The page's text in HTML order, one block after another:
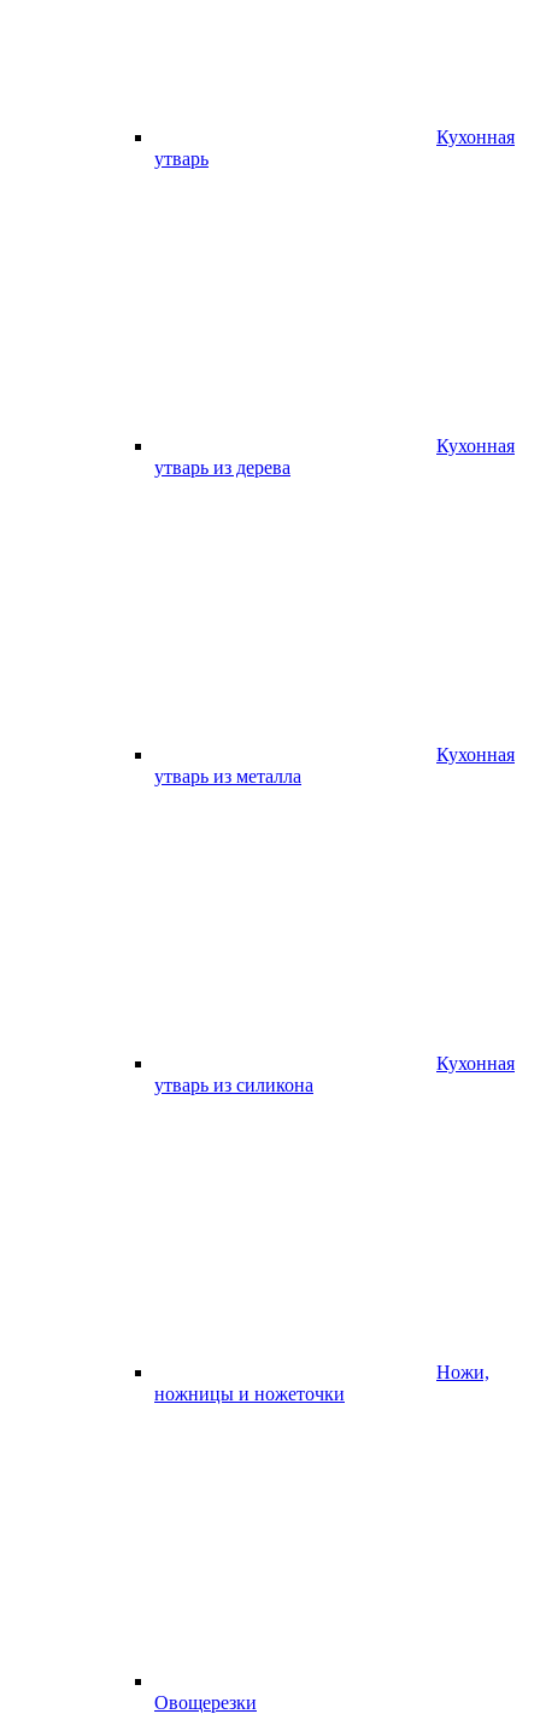
Кухонная
утварь
Кухонная
утварь из дерева
Кухонная
утварь из металла
Кухонная
утварь из силикона
Ножи,
ножницы и ножеточки
Овощерезки